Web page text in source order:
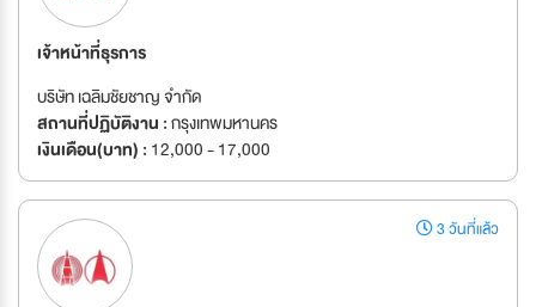
เจ้าหน้าที่ธุรการ
บริษัท เฉลิมชัยชาญ จำกัด
สถานที่ปฏิบัติงาน :กรุงเทพมหานคร
เงินเดือน(บาท) : 12,000 - 17,000
3 วันที่แล้ว